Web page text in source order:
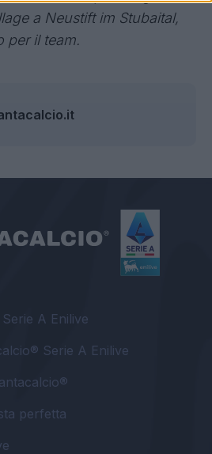
a Neustift im Stubaital,
per il team.
A Enilive
Serie A Enilive
perfetta